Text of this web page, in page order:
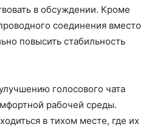
в обсуждении. Кроме
соединения вместо
повысить стабильность
голосового чата
рабочей среды.
в тихом месте, где их